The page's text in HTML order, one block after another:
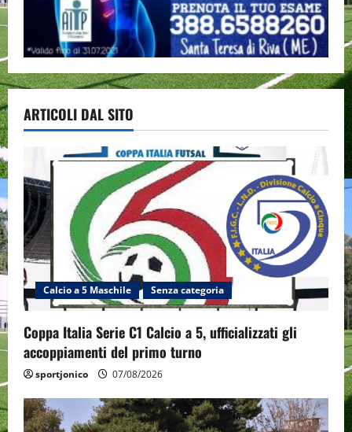
ARTICOLI DAL SITO
Calcio a 5 Maschile Senza categoria
Coppa Italia Serie C1 Calcio a 5, ufficializzati gli
accoppiamenti del primo turno
sportjonico 07/08/2026